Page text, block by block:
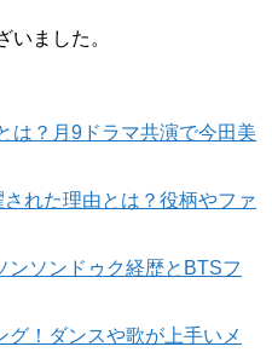
いました。
は？月9ドラマ共演で今田美
れた理由とは？役柄やファ
ンソンドゥク経歴とBTSフ
！ダンスや歌が上手いメ